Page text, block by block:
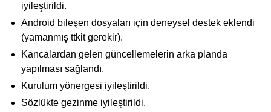
iyileştirildi.
Android bileşen dosyaları için deneysel destek eklendi
(yamanmış ttkit gerekir).
Kancalardan gelen güncellemelerin arka planda
yapılması sağlandı.
Kurulum yönergesi iyileştirildi.
Sözlükte gezinme iyileştirildi.